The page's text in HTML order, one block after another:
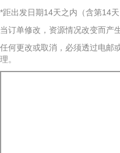
*距出发日期14天之内（含第14
当订单修改，资源情况改变而产
任何更改或取消，必须透过电邮
理。